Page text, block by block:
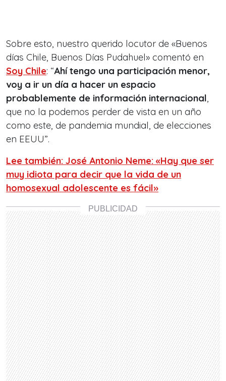
Sobre esto, nuestro querido locutor de «Buenos
días Chile, Buenos Días Pudahuel» comentó en
Soy Chile: “Ahí tengo una participación menor,
voy a ir un día a hacer un espacio
probablemente de información internacional,
que no la podemos perder de vista en un año
como este, de pandemia mundial, de elecciones
en EEUU”.
Lee también: José Antonio Neme: «Hay que ser
muy idiota para decir que la vida de un
homosexual adolescente es fácil»